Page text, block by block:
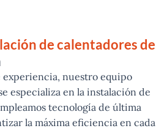
de calentadores de
experiencia, nuestro equipo
especializa en la instalación de
tecnología de última
la máxima eficiencia en cada